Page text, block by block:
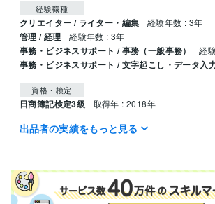
経験職種
クリエイター / ライター・編集 経験年数 : 3年
管理 / 経理 経験年数 : 3年
事務・ビジネスサポート / 事務（一般事務） 経
事務・ビジネスサポート / 文字起こし・データ入
資格・検定
日商簿記検定3級 取得年 : 2018年
ビジネス・クリエイティブツール
SAP:1年
得意分野
出品者の実績をもっと見る